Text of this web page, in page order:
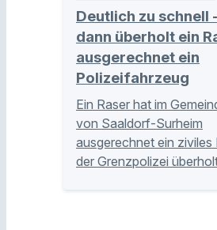
Deutlich zu schnell
dann überholt ein
ausgerechnet ein
Polizeifahrzeug
Ein Raser hat im
von Saaldorf-Surheim
ausgerechnet ein ziviles
der Grenzpolizei